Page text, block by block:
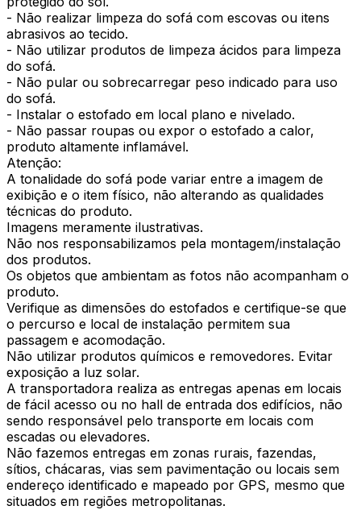
- Não realizar limpeza do sofá com escovas ou itens
abrasivos ao tecido.
- Não utilizar produtos de limpeza ácidos para limpeza
do sofá.
- Não pular ou sobrecarregar peso indicado para uso
do sofá.
- Instalar o estofado em local plano e nivelado.
- Não passar roupas ou expor o estofado a calor,
produto altamente inflamável.
Atenção:
A tonalidade do sofá pode variar entre a imagem de
exibição e o item físico, não alterando as qualidades
técnicas do produto.
Imagens meramente ilustrativas.
Não nos responsabilizamos pela montagem/instalação
dos produtos.
Os objetos que ambientam as fotos não acompanham o
produto.
Verifique as dimensões do estofados e certifique-se que
o percurso e local de instalação permitem sua
passagem e acomodação.
Não utilizar produtos químicos e removedores. Evitar
exposição a luz solar.
A transportadora realiza as entregas apenas em locais
de fácil acesso ou no hall de entrada dos edifícios, não
sendo responsável pelo transporte em locais com
escadas ou elevadores.
Não fazemos entregas em zonas rurais, fazendas,
sítios, chácaras, vias sem pavimentação ou locais sem
endereço identificado e mapeado por GPS, mesmo que
situados em regiões metropolitanas.